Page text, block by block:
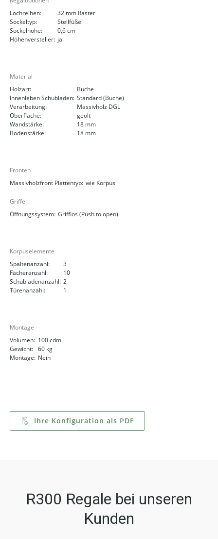
Lochreihen:
32 mm Raster
Sockeltyp:
Stellfüße
Sockelhöhe:
0,6 cm
Höhenversteller: ja
Material
Holzart:
Buche
Innenleben Schubladen: Standard (Buche)
Verarbeitung:
Massivholz DGL
Oberfläche:
geölt
Wandstärke:
18 mm
Bodenstärke:
18 mm
Fronten
Massivholzfront Plattentyp: wie Korpus
Griffe
Öffnungssystem: Grifflos (Push to open)
Korpuselemente
Spaltenanzahl:
3
Fächeranzahl:
10
Schubladenanzahl: 2
Türenanzahl:
1
Montage
Volumen: 100 cdm
Gewicht: 60 kg
Montage: Nein
Ihre Konfiguration als PDF
R300 Regale bei unseren
Kunden